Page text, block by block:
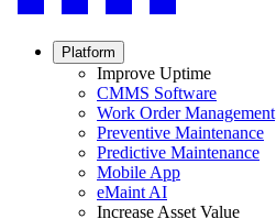
Footer
Platform
Improve Uptime
CMMS Software
Work Order Management
Preventive Maintenance
Predictive Maintenance
Mobile App
eMaint AI
Increase Asset Value